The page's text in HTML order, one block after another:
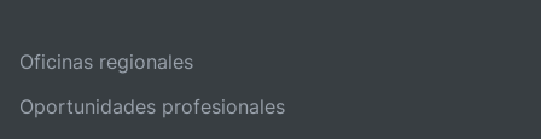
Oficinas regionales
Oportunidades profesionales